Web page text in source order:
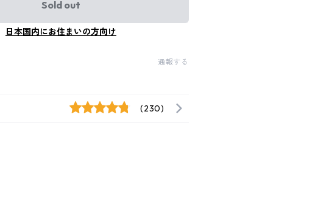
Sold out
日本国内にお住まいの方向け
通報する
(230)